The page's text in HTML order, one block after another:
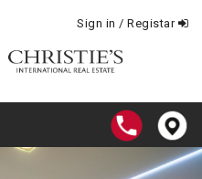
Sign in / Registar